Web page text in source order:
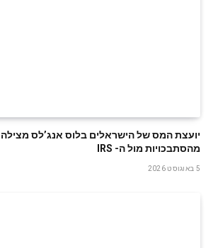
‬מהסתבכויות‭ ‬מול‭ ‬ה- IRS
5 באוגוסט 2026